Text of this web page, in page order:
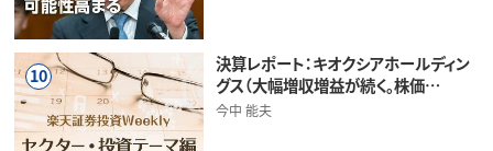
10
決算レポート：キオクシアホールディン
グス（大幅増収増益が続く。株価…
今中 能夫